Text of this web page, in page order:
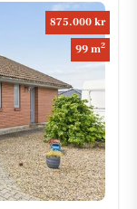
875.000 kr
99 m2